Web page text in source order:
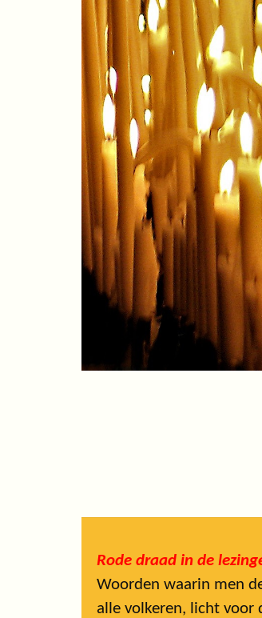
Rode draad in de
Woorden waarin men
alle volkeren, licht voor